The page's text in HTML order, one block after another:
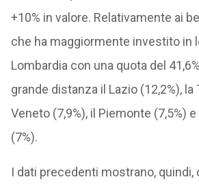
+10% in valore. Relativamente ai
che ha maggiormente investito in
Lombardia con una quota del
grande distanza il Lazio (12,2%), la
Veneto (7,9%), il Piemonte (7,5%) e
(7%).
I dati precedenti mostrano, quindi,